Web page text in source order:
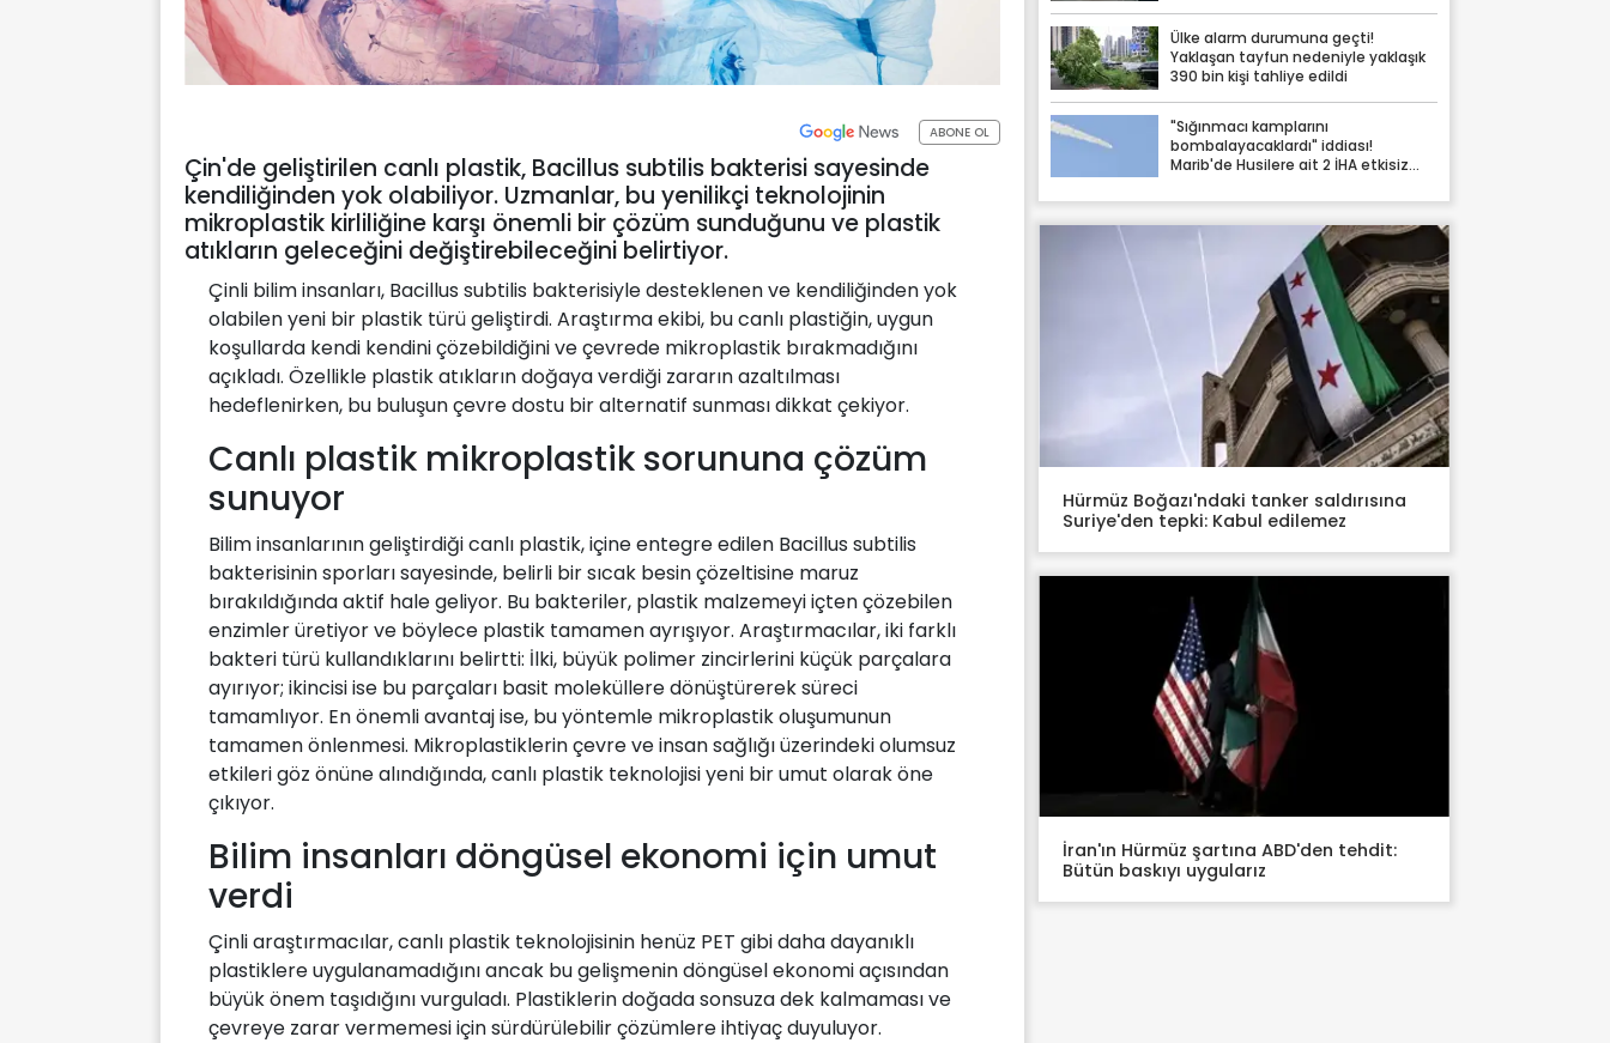
ABONE OL
Çin'de geliştirilen canlı plastik, Bacillus subtilis bakterisi sayesinde
kendiliğinden yok olabiliyor. Uzmanlar, bu yenilikçi teknolojinin
mikroplastik kirliliğine karşı önemli bir çözüm sunduğunu ve plastik
atıkların geleceğini değiştirebileceğini belirtiyor.
Çinli bilim insanları, Bacillus subtilis bakterisiyle desteklenen ve kendiliğinden yok
olabilen yeni bir plastik türü geliştirdi. Araştırma ekibi, bu canlı plastiğin, uygun
koşullarda kendi kendini çözebildiğini ve çevrede mikroplastik bırakmadığını
açıkladı. Özellikle plastik atıkların doğaya verdiği zararın azaltılması
hedeflenirken, bu buluşun çevre dostu bir alternatif sunması dikkat çekiyor.
Canlı plastik mikroplastik sorununa çözüm
sunuyor
Bilim insanlarının geliştirdiği canlı plastik, içine entegre edilen Bacillus subtilis
bakterisinin sporları sayesinde, belirli bir sıcak besin çözeltisine maruz
bırakıldığında aktif hale geliyor. Bu bakteriler, plastik malzemeyi içten çözebilen
enzimler üretiyor ve böylece plastik tamamen ayrışıyor. Araştırmacılar, iki farklı
bakteri türü kullandıklarını belirtti: İlki, büyük polimer zincirlerini küçük parçalara
ayırıyor; ikincisi ise bu parçaları basit moleküllere dönüştürerek süreci
tamamlıyor. En önemli avantaj ise, bu yöntemle mikroplastik oluşumunun
tamamen önlenmesi. Mikroplastiklerin çevre ve insan sağlığı üzerindeki olumsuz
etkileri göz önüne alındığında, canlı plastik teknolojisi yeni bir umut olarak öne
çıkıyor.
Bilim insanları döngüsel ekonomi için umut
verdi
Çinli araştırmacılar, canlı plastik teknolojisinin henüz PET gibi daha dayanıklı
plastiklere uygulanamadığını ancak bu gelişmenin döngüsel ekonomi açısından
büyük önem taşıdığını vurguladı. Plastiklerin doğada sonsuza dek kalmaması ve
çevreye zarar vermemesi için sürdürülebilir çözümlere ihtiyaç duyuluyor.
Ülke alarm durumuna geçti!
Yaklaşan tayfun nedeniyle yaklaşık
390 bin kişi tahliye edildi
"Sığınmacı kamplarını
bombalayacaklardı" iddiası!
Marib'de Husilere ait 2 İHA etkisiz
Hürmüz Boğazı'ndaki tanker saldırısına
Suriye'den tepki: Kabul edilemez
İran'ın Hürmüz şartına ABD'den tehdit:
Bütün baskıyı uygularız